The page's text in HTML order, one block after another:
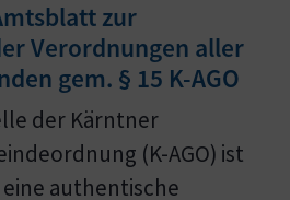
zur
Verordnungen aller
gem. § 15 K-AGO
der Kärntner
(K-AGO) ist
eine authentische